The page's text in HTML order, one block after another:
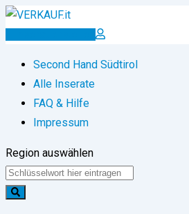
Zum
Inserat erstellen
Second Hand Südtirol
Alle Inserate
FAQ & Hilfe
Impressum
Region auswählen